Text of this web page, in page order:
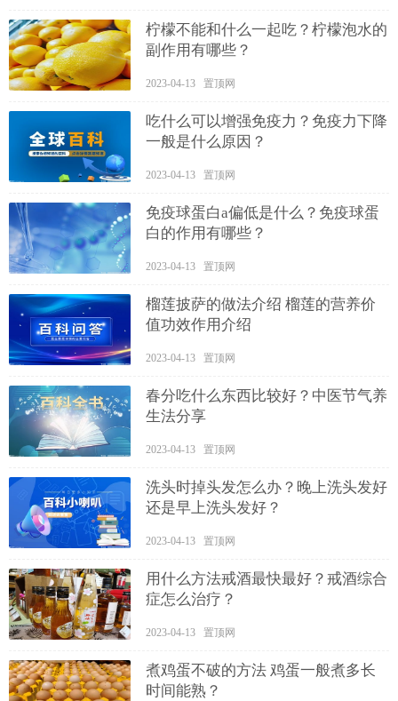
柠檬不能和什么一起吃？柠檬泡水的
副作用有哪些？
2023-04-13 置顶网
吃什么可以增强免疫力？免疫力下降
一般是什么原因？
2023-04-13 置顶网
免疫球蛋白a偏低是什么？免疫球蛋
白的作用有哪些？
2023-04-13 置顶网
榴莲披萨的做法介绍 榴莲的营养价
值功效作用介绍
2023-04-13 置顶网
春分吃什么东西比较好？中医节气养
生法分享
2023-04-13 置顶网
洗头时掉头发怎么办？晚上洗头发好
还是早上洗头发好？
2023-04-13 置顶网
用什么方法戒酒最快最好？戒酒综合
症怎么治疗？
2023-04-13 置顶网
煮鸡蛋不破的方法 鸡蛋一般煮多长
时间能熟？